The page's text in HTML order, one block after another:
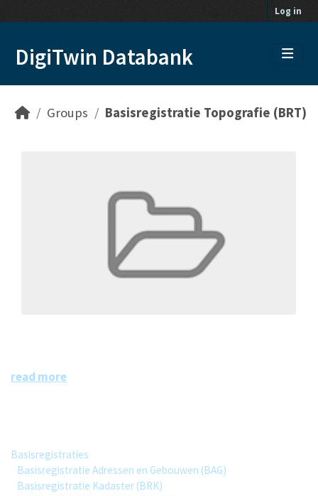
Log in
DigiTwin Databank
Groups Basisregistratie Topografie (BRT)
read more
Basisregistraties
Basisregistratie Adressen en Gebouwen (BAG)
Basisregistratie Kadaster (BRK)